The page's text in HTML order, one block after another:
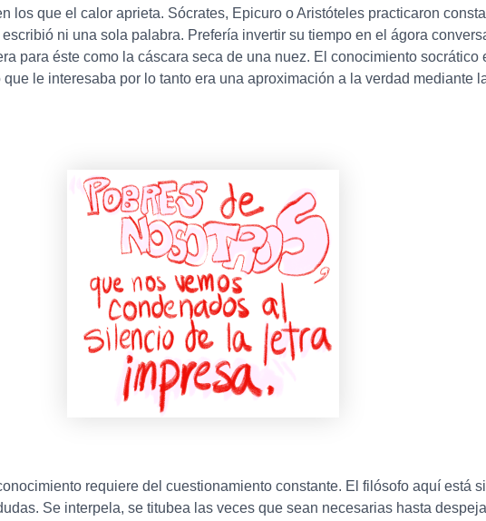
los que el calor aprieta. Sócrates, Epicuro o Aristóteles practicaron
ni una sola palabra. Prefería invertir su tiempo en el ágora
para éste como la cáscara seca de una nuez. El conocimiento
le interesaba por lo tanto era una aproximación a la verdad mediante
requiere del cuestionamiento constante. El filósofo aquí está
Se interpela, se titubea las veces que sean necesarias hasta